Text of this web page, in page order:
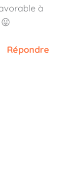
à
Répondre